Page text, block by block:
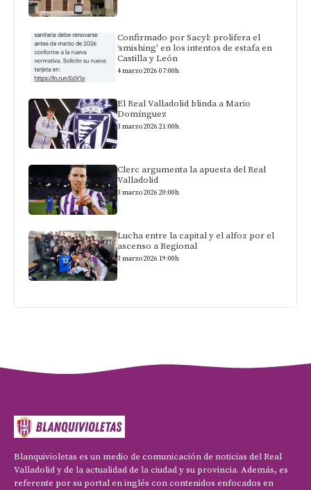
Confirmado por Sacyl: prolifera el
‘smishing’ en los intentos de estafa en
Castilla y León
4 marzo 2026 07:00h
El Real Valladolid blinda a Mario
Domínguez
3 marzo 2026 21:00h
Clerc argumenta la apuesta del Real
Valladolid
3 marzo 2026 20:00h
Lucha entre la capital y el alfoz por el
ascenso a Regional
3 marzo 2026 19:00h
Blanquivioletas es un medio de comunicación de noticias del Real
Valladolid y de la actualidad de la ciudad y su provincia. Además, es
referente por su portal en inglés con contenidos enfocados en